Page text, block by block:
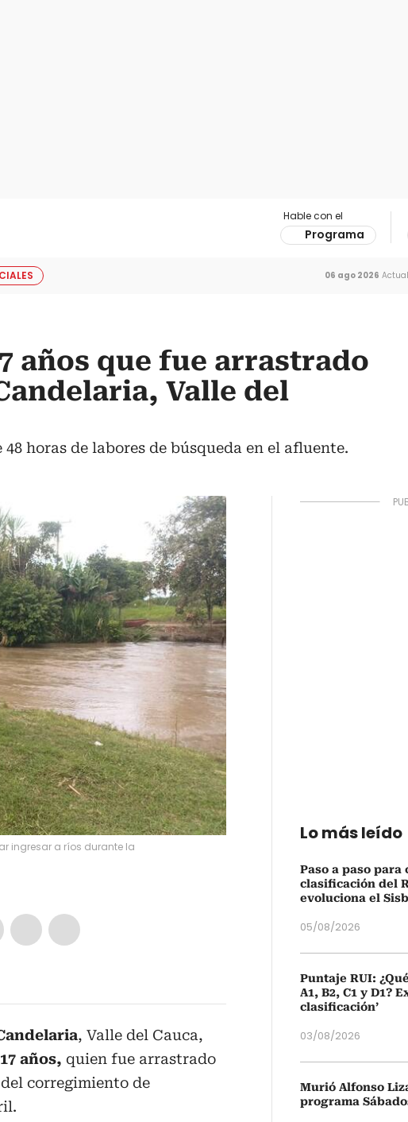
Hable con el
Programa
06 ago 2026
años que fue arrastrado
Valle del
horas de labores de búsqueda en el afluente.
ingresar a ríos durante la
, Valle del Cauca,
años, quien fue arrastrado
corregimiento de
Lo más leído
Paso a paso para
clasificación del
evoluciona el
05/08/2026
Puntaje RUI:
A1, B2, C1 y D1?
clasificación’
03/08/2026
Murió Alfonso
programa